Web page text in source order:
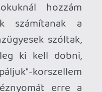
2-3
t szintén
ki
ilyen-